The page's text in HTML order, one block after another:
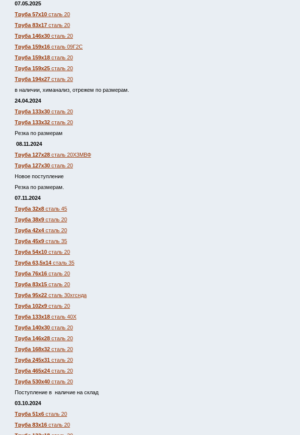
07.05.2025
Труба 57х10 сталь 20
Труба 83х17 сталь 20
Труба 146х30 сталь 20
Труба 159х16 сталь 09Г2С
Труба 159х18 сталь 20
Труба 159х25 сталь 20
Труба 194х27 сталь 20
в наличии, химанализ, отрежем по размерам.
24.04.2024
Труба 133х30 сталь 20
Труба 133х32 сталь 20
Резка по размерам
08.11.2024
Труба 127х28 сталь 20Х3МВФ
Труба 127х30 сталь 20
Новое поступление
Резка по размерам.
07.11.2024
Труба 32х8 сталь 45
Труба 38х9 сталь 20
Труба 42х4 сталь 20
Труба 45х9 сталь 35
Труба 54х10 сталь 20
Труба 63,5х14 сталь 35
Труба 76х16 сталь 20
Труба 83х15 сталь 20
Труба 95х22 сталь 30хгснда
Труба 102х9 сталь 20
Труба 133х18 сталь 40Х
Труба 140х30 сталь 20
Труба 146х28 сталь 20
Труба 168х32 сталь 20
Труба 245х31 сталь 20
Труба 465х24 сталь 20
Труба 530х40 сталь 20
Поступление в наличие на склад
03.10.2024
Труба 51х6 сталь 20
Труба 83х16 сталь 20